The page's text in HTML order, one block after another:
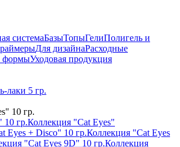
системаБазыТопыГелиПолигель и
Для дизайнаРасходные
формыУходовая продукция
лаки 5 гр.
10 гр.
10 гр.Коллекция "Cat Eyes"
Eyes + Disco" 10 гр.Коллекция "Cat Eyes
"Cat Eyes 9D" 10 гр.Коллекция